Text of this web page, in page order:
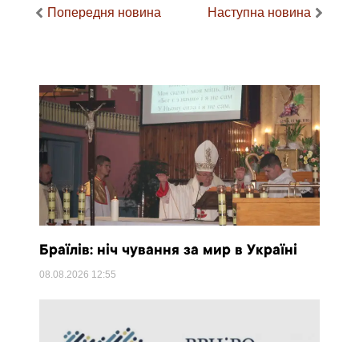
Попередня новина Наступна новина
Браїлів: ніч чування за мир в Україні
08.08.2026 12:55